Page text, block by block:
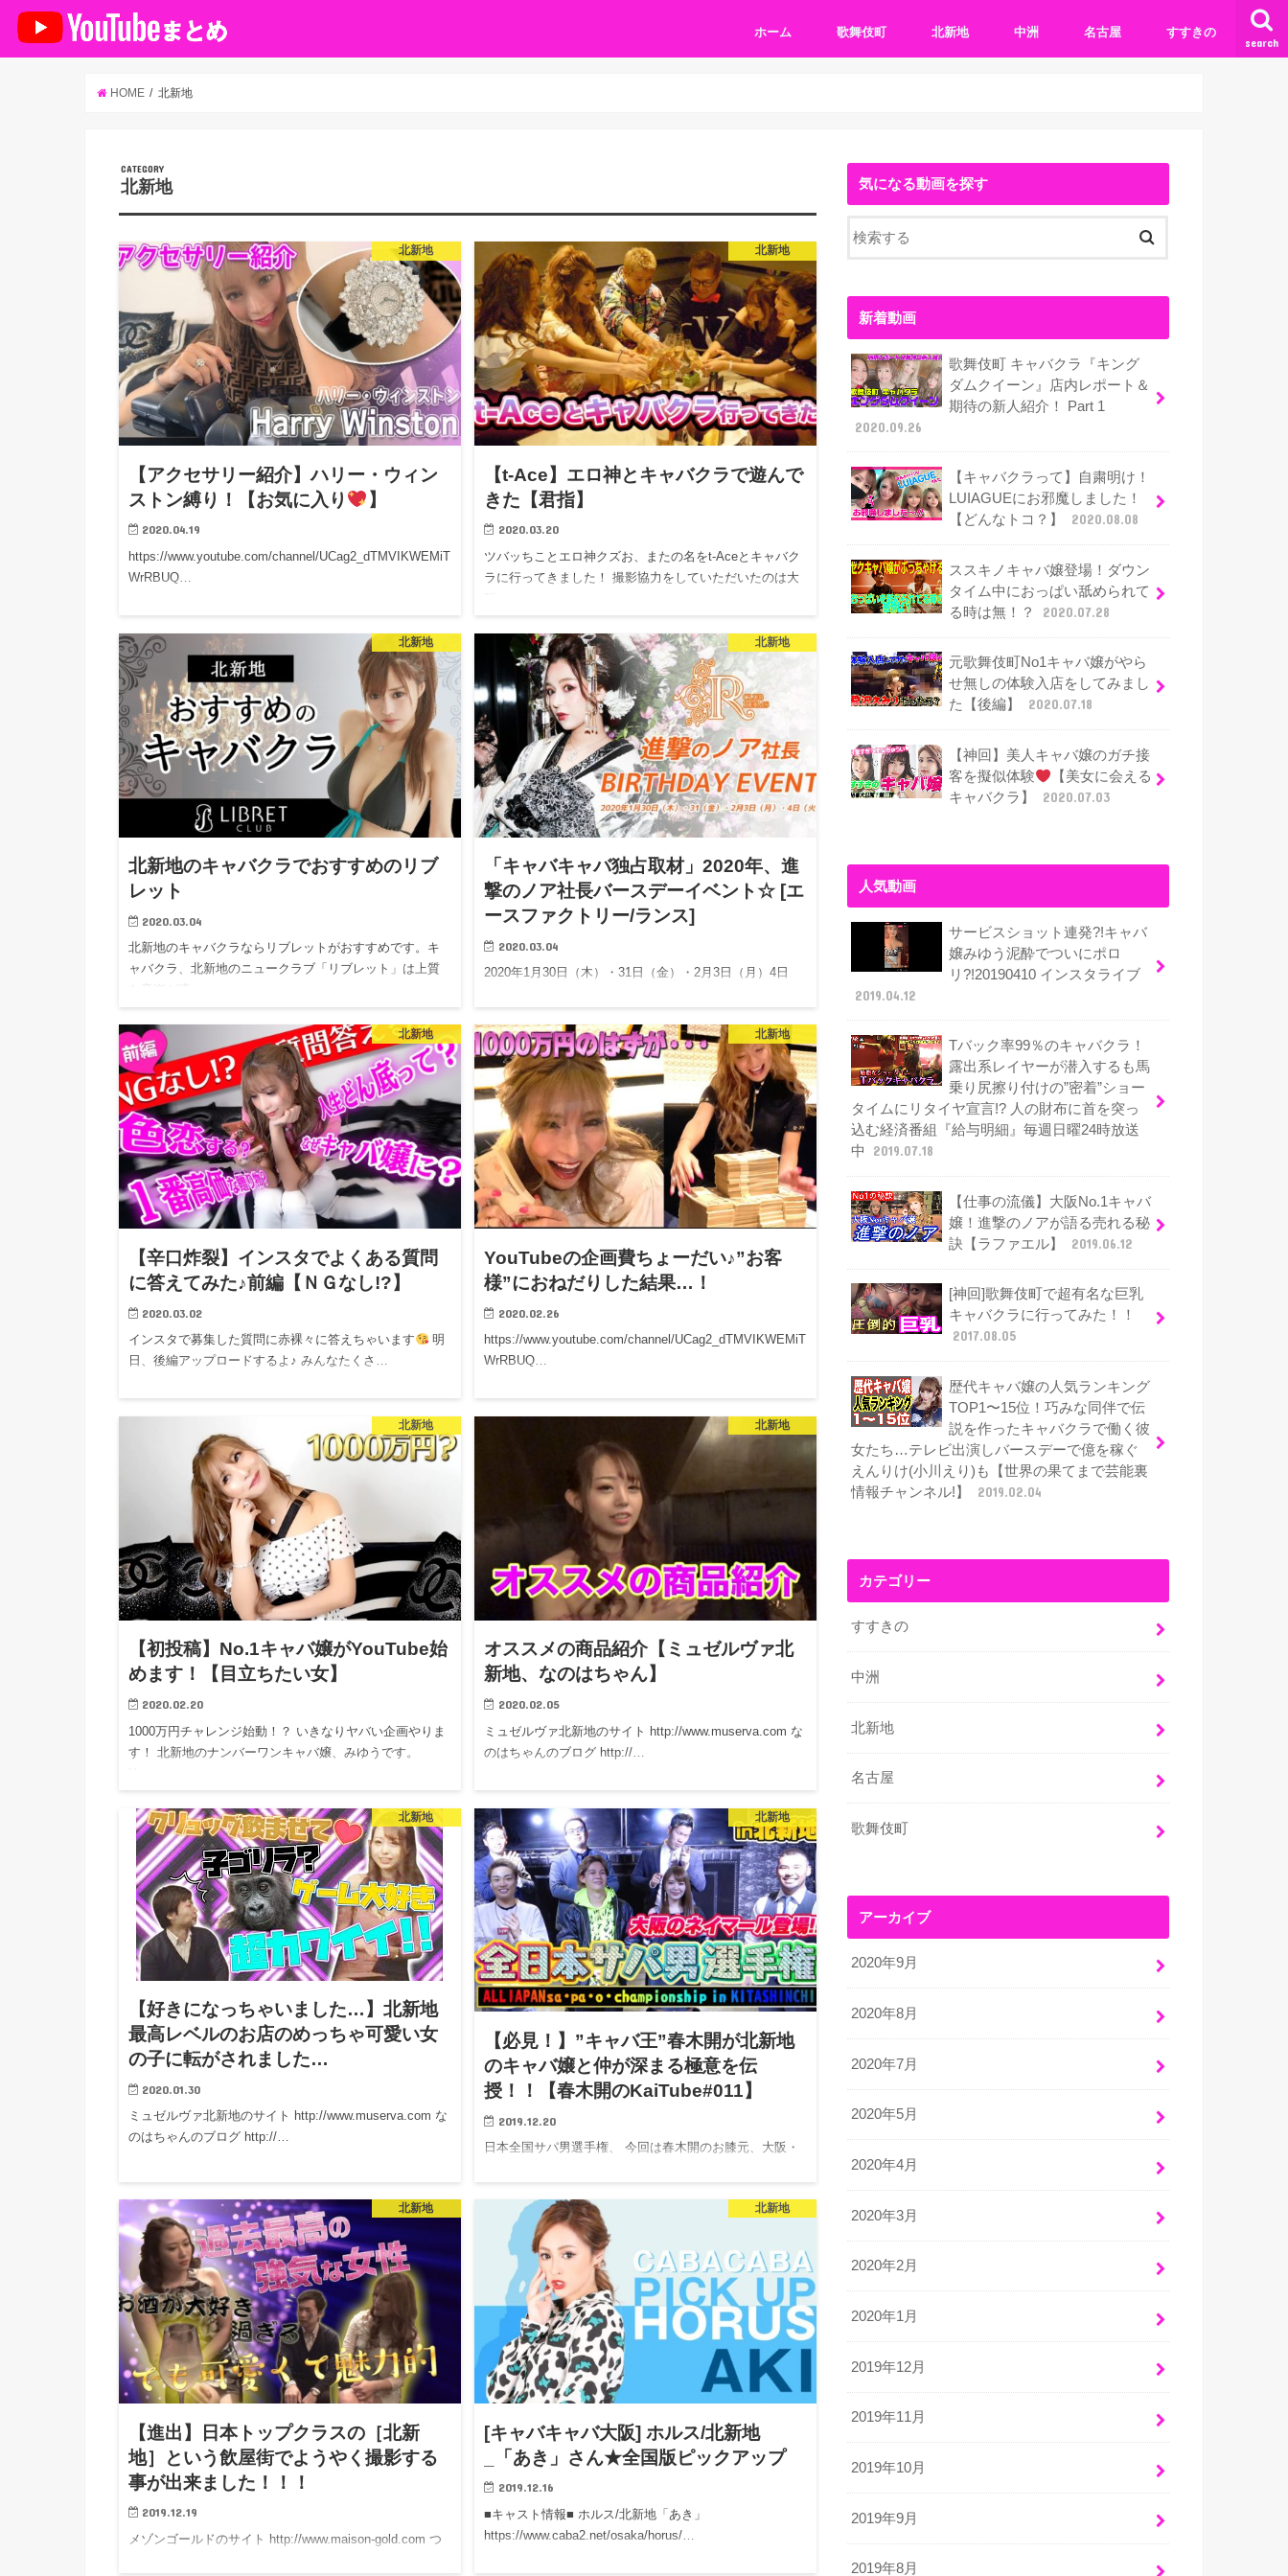
search
ホーム 歌舞伎町 北新地 中洲 名古屋 すすきの
HOME 北新地
CATEGORY
北新地
北新地
【アクセサリー紹介】ハリー・ウィン
ストン縛り！【お気に入り
】
2020.04.19
https://www.youtube.com/channel/UCag2_dTMVIKWEMiT
WrRBUQ…
北新地
【t-Ace】エロ神とキャバクラで遊んで
きた【君指】
2020.03.20
ツバッちことエロ神クズお、またの名をt-Aceとキャバク
ラに行ってきました！ 撮影協力をしていただいたのは大
北新地
北新地のキャバクラでおすすめのリブ
レット
2020.03.04
北新地のキャバクラならリブレットがおすすめです。キ
ャバクラ、北新地のニュークラブ「リブレット」は上質
北新地
「キャバキャバ独占取材」2020年、進
撃のノア社長バースデーイベント☆ [エ
ースファクトリー/ランス]
2020.03.04
2020年1月30日（木）・31日（金）・2月3日（月）4日
北新地
【辛口炸裂】インスタでよくある質問
に答えてみた♪前編【ＮＧなし!?】
2020.03.02
インスタで募集した質問に赤裸々に答えちゃいます
明
日、後編アップロードするよ♪ みんなたくさ…
北新地
YouTubeの企画費ちょーだい♪”お客
様”におねだりした結果…！
2020.02.26
https://www.youtube.com/channel/UCag2_dTMVIKWEMiT
WrRBUQ…
北新地
【初投稿】No.1キャバ嬢がYouTube始
めます！【目立ちたい女】
2020.02.20
1000万円チャレンジ始動！？ いきなりヤバい企画やりま
す！ 北新地のナンバーワンキャバ嬢、みゆうです。
北新地
オススメの商品紹介【ミュゼルヴァ北
新地、なのはちゃん】
2020.02.05
ミュゼルヴァ北新地のサイト http://www.muserva.com な
のはちゃんのブログ http://…
北新地
【好きになっちゃいました…】北新地
最高レベルのお店のめっちゃ可愛い女
の子に転がされました…
2020.01.30
ミュゼルヴァ北新地のサイト http://www.muserva.com な
のはちゃんのブログ http://…
北新地
【必見！】”キャバ王”春木開が北新地
のキャバ嬢と仲が深まる極意を伝
授！！【春木開のKaiTube#011】
2019.12.20
日本全国サパ男選手権、 今回は春木開のお膝元、大阪・
北新地
【進出】日本トップクラスの［北新
地］という飲屋街でようやく撮影する
事が出来ました！！！
2019.12.19
メゾンゴールドのサイト http://www.maison-gold.com つ
北新地
[キャバキャバ大阪] ホルス/北新地
_「あき」さん★全国版ピックアップ
2019.12.16
■キャスト情報■ ホルス/北新地「あき」
https://www.caba2.net/osaka/horus/…
気になる動画を探す
新着動画
歌舞伎町 キャバクラ『キング
ダムクイーン』店内レポート＆
期待の新人紹介！ Part 1
2020.09.26
【キャバクラって】自粛明け！
LUIAGUEにお邪魔しました！
【どんなトコ？】
2020.08.08
ススキノキャバ嬢登場！ダウン
タイム中におっぱい舐められて
る時は無！？
2020.07.28
元歌舞伎町No1キャバ嬢がやら
せ無しの体験入店をしてみまし
た【後編】
2020.07.18
【神回】美人キャバ嬢のガチ接
客を擬似体験
【美女に会える
キャバクラ】
2020.07.03
人気動画
サービスショット連発?!キャバ
嬢みゆう泥酔でついにポロ
リ?!20190410 インスタライブ
2019.04.12
Tバック率99％のキャバクラ！
露出系レイヤーが潜入するも馬
乗り尻擦り付けの”密着”ショー
タイムにリタイヤ宣言!? 人の財布に首を突っ
込む経済番組『給与明細』毎週日曜24時放送
中
2019.07.18
【仕事の流儀】大阪No.1キャバ
嬢！進撃のノアが語る売れる秘
訣【ラファエル】
2019.06.12
[神回]歌舞伎町で超有名な巨乳
キャバクラに行ってみた！！
2017.08.05
歴代キャバ嬢の人気ランキング
TOP1〜15位！巧みな同伴で伝
説を作ったキャバクラで働く彼
女たち…テレビ出演しバースデーで億を稼ぐ
えんりけ(小川えり)も【世界の果てまで芸能裏
情報チャンネル!】
2019.02.04
カテゴリー
すすきの
中洲
北新地
名古屋
歌舞伎町
アーカイブ
2020年9月
2020年8月
2020年7月
2020年5月
2020年4月
2020年3月
2020年2月
2020年1月
2019年12月
2019年11月
2019年10月
2019年9月
2019年8月